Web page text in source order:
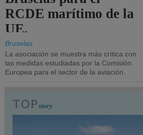
RCDE marítimo de la
UE.
Bruselas
La asociación se muestra más crítica con
las medidas estudiadas por la Comisión
Europea para el sector de la aviación.